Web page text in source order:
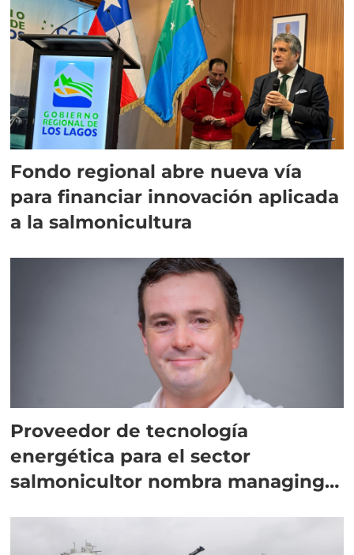
Fondo regional abre nueva vía
para financiar innovación aplicada
a la salmonicultura
Proveedor de tecnología
energética para el sector
salmonicultor nombra managing